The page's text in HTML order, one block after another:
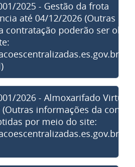
2025 - Gestão da frota
até 04/12/2026 (Outras
contratação poderão ser
001/2026 - Almoxarifado Virtual
informações da
por meio do site: